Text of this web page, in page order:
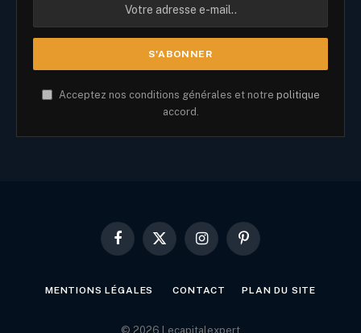
Acceptez nos conditions générales et notre politique
accord.
Facebook
X
InstagramPinterest
MENTIONS LÉGALES CONTACT PLAN DU SITE
© 2026 Lecapitalexpert